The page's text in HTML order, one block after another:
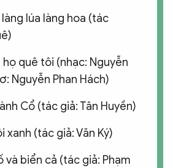
lúa làng hoa (tác
họ quê tôi (nhạc: Nguyễn
Nguyễn Phan Hách)
Cổ (tác giả: Tân Huyền)
xanh (tác giả: Văn Ký)
và biển cả (tác giả: Phạm